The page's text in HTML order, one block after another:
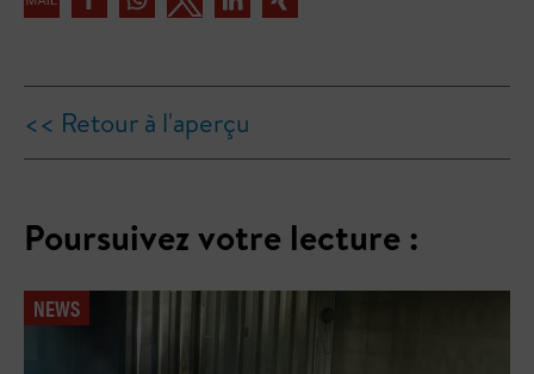
<< Retour à l'aperçu
Poursuivez votre lecture :
NEWS